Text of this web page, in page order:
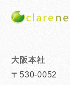
大阪本社
〒530-0052